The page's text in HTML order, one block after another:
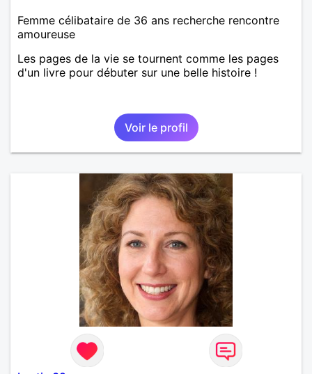
Femme célibataire de 36 ans recherche rencontre
amoureuse
Les pages de la vie se tournent comme les pages
d'un livre pour débuter sur une belle histoire !
Voir le profil